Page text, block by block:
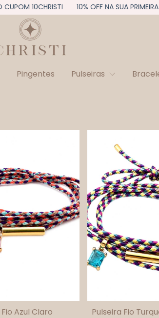
10CHRISTI 10% OFF NA SUA PRIMEIRA
Pingentes Pulseiras
Azul Claro Pulseira Fio